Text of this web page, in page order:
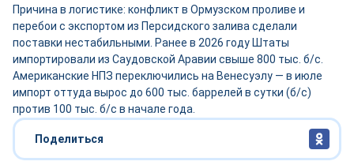
Причина в логистике: конфликт в Ормузском проливе и
перебои с экспортом из Персидского залива сделали
поставки нестабильными. Ранее в 2026 году Штаты
импортировали из Саудовской Аравии свыше 800 тыс. б/с.
Американские НПЗ переключились на Венесуэлу — в июле
импорт оттуда вырос до 600 тыс. баррелей в сутки (б/с)
против 100 тыс. б/с в начале года.
Поделиться